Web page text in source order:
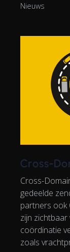
Nieuws
Cross-
Cross-
gedeelde
partners ook
zijn
coördinatie
zoals